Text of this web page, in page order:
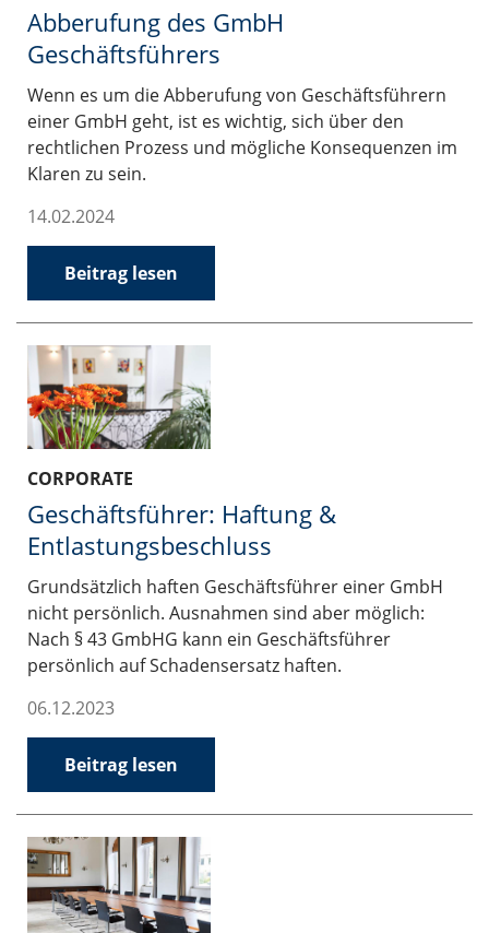
Abberufung des GmbH
Geschäftsführers
Wenn es um die Abberufung von Geschäftsführern
einer GmbH geht, ist es wichtig, sich über den
rechtlichen Prozess und mögliche Konsequenzen im
Klaren zu sein.
14.02.2024
Beitrag lesen
CORPORATE
Geschäftsführer: Haftung &
Entlastungsbeschluss
Grundsätzlich haften Geschäftsführer einer GmbH
nicht persönlich. Ausnahmen sind aber möglich:
Nach § 43 GmbHG kann ein Geschäftsführer
persönlich auf Schadensersatz haften.
06.12.2023
Beitrag lesen